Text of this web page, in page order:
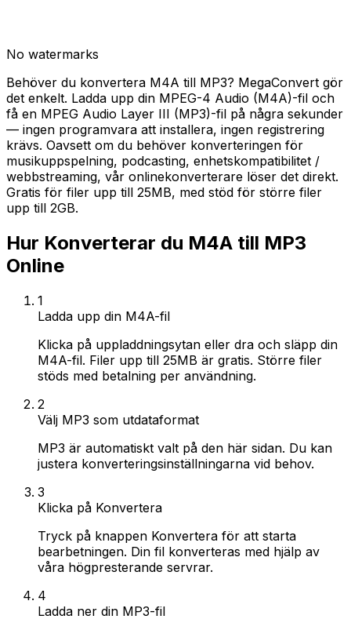
No watermarks
Behöver du konvertera M4A till MP3? MegaConvert gör
det enkelt. Ladda upp din MPEG-4 Audio (M4A)-fil och
få en MPEG Audio Layer III (MP3)-fil på några sekunder
— ingen programvara att installera, ingen registrering
krävs. Oavsett om du behöver konverteringen för
musikuppspelning, podcasting, enhetskompatibilitet /
webbstreaming, vår onlinekonverterare löser det direkt.
Gratis för filer upp till 25MB, med stöd för större filer
upp till 2GB.
Hur Konverterar du M4A till MP3
Online
1
Ladda upp din M4A-fil
Klicka på uppladdningsytan eller dra och släpp din
M4A-fil. Filer upp till 25MB är gratis. Större filer
stöds med betalning per användning.
2
Välj MP3 som utdataformat
MP3 är automatiskt valt på den här sidan. Du kan
justera konverteringsinställningarna vid behov.
3
Klicka på Konvertera
Tryck på knappen Konvertera för att starta
bearbetningen. Din fil konverteras med hjälp av
våra högpresterande servrar.
4
Ladda ner din MP3-fil